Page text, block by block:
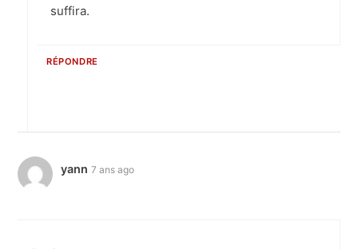
suffira.
RÉPONDRE
yann 7 ans ago